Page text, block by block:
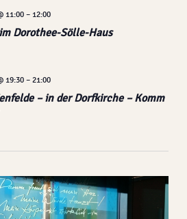
Dorothee-Sölle-Haus
11:00– 12:00
– in der Dorfkirche – Komm
19:30– 21:00